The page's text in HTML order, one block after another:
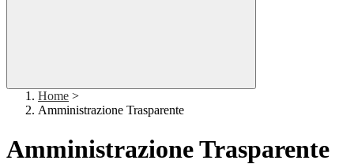
Home >
Amministrazione Trasparente
Amministrazione Trasparente